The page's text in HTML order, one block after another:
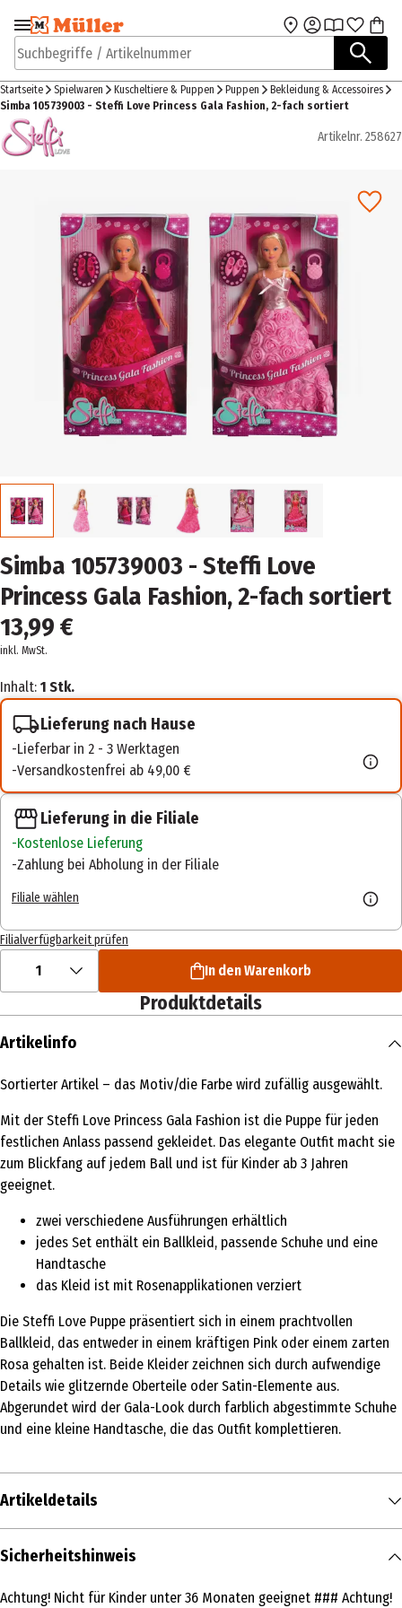
Zur Navigation
springen
Zum Hauptinhalt
Suchbegriffe / Artikelnummer
Startseite Spielwaren Kuscheltiere & Puppen Puppen
Bekleidung & Accessoires
Simba 105739003 - Steffi Love Princess Gala Fashion, 2-fach sortiert
Artikelnr. 258627
Simba 105739003 - Steffi Love
Princess Gala Fashion, 2-fach sortiert
13,99 €
inkl. MwSt.
Inhalt: 1 Stk.
Lieferung nach Hause
Lieferbar in 2 - 3 Werktagen
Versandkostenfrei ab 49,00 €
Lieferung in die Filiale
Kostenlose Lieferung
Zahlung bei Abholung in der Filiale
Filiale wählen
Filialverfügbarkeit prüfen
1 In den Warenkorb
Produktdetails
Artikelinfo
Sortierter Artikel – das Motiv/die Farbe wird zufällig ausgewählt.
Mit der Steffi Love Princess Gala Fashion ist die Puppe für jeden
festlichen Anlass passend gekleidet. Das elegante Outfit macht sie
zum Blickfang auf jedem Ball und ist für Kinder ab 3 Jahren
geeignet.
zwei verschiedene Ausführungen erhältlich
jedes Set enthält ein Ballkleid, passende Schuhe und eine
Handtasche
das Kleid ist mit Rosenapplikationen verziert
Die Steffi Love Puppe präsentiert sich in einem prachtvollen
Ballkleid, das entweder in einem kräftigen Pink oder einem zarten
Rosa gehalten ist. Beide Kleider zeichnen sich durch aufwendige
Details wie glitzernde Oberteile oder Satin-Elemente aus.
Abgerundet wird der Gala-Look durch farblich abgestimmte Schuhe
und eine kleine Handtasche, die das Outfit komplettieren.
Artikeldetails
Inhalt
Sicherheitshinweis
Achtung! Nicht für Kinder unter 36 Monaten geeignet ### Achtung!